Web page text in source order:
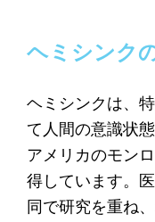
ヘミシンク
ヘミシンクは、
て人間の意識状
アメリカのモン
得しています。
同で研究を重ね